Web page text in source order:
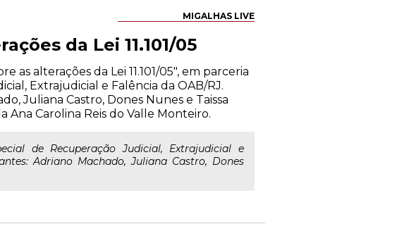
MIGALHAS LIVE
da Lei 11.101/05
as alterações da Lei 11.101/05", em parceria
Extrajudicial e Falência da OAB/RJ.
Juliana Castro, Dones Nunes e Taissa
Ana Carolina Reis do Valle Monteiro.
de Recuperação Judicial, Extrajudicial e
Adriano Machado, Juliana Castro, Dones